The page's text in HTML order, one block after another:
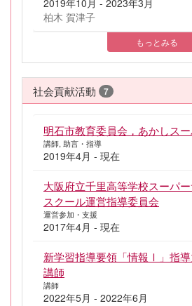
2019年10月 - 2023年3月
柏木 賀津子
もっとみる
社会貢献活動 7
明石市教育委員会，あかしス
講師, 助言・指導
2019年4月 - 現在
大阪府立千里高等学校スーパ
スクール運営指導委員会
運営参加・支援
2017年4月 - 現在
新学習指導要領「情報Ⅰ」指
講師
講師
2022年5月 - 2022年6月